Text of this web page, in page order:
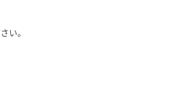
い。